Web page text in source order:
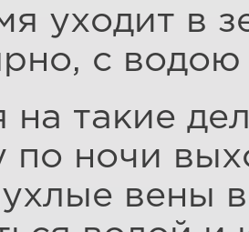
уходит в
с водою
на такие
по ночи
вены